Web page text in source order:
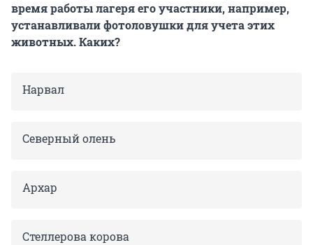
время работы лагеря его участники, например,
устанавливали фотоловушки для учета этих
животных. Каких?
Нарвал
Северный олень
Архар
Стеллерова корова